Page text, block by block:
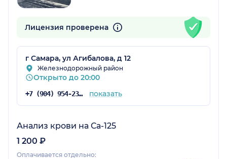
Лицензия проверена
г Самара, ул Агибалова, д 12
Железнодорожный район
Открыто до 20:00
+7 (904) 954-23-83 показать
Анализ крови на Са-125
1 200 ₽
Оплачивается отдельно: